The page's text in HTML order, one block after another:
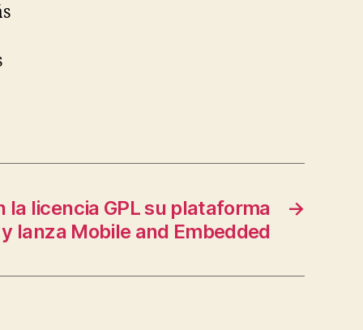
→
la licencia GPL su plataforma
lanza Mobile and Embedded